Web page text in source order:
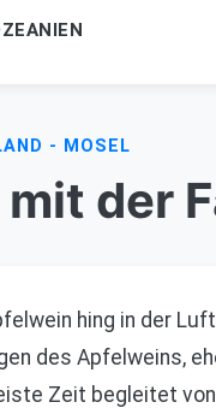
- MOSEL
der
hing in der
des Apfelweins,
Zeit begleitet von